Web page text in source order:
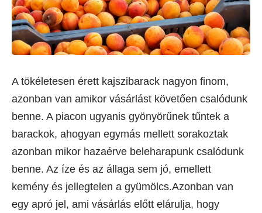
A tökéletesen érett kajszibarack nagyon finom,
azonban van amikor vásárlást követően csalódunk
benne. A piacon ugyanis gyönyörűnek tűntek a
barackok, ahogyan egymás mellett sorakoztak
azonban mikor hazaérve beleharapunk csalódunk
benne. Az íze és az állaga sem jó, emellett
kemény és jellegtelen a gyümölcs.Azonban van
egy apró jel, ami vásárlás előtt elárulja, hogy